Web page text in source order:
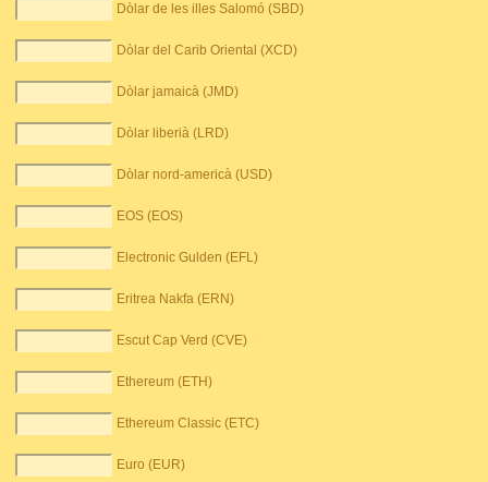
Dòlar de les illes Salomó (SBD)
Dòlar del Carib Oriental (XCD)
Dòlar jamaicà (JMD)
Dòlar liberià (LRD)
Dòlar nord-americà (USD)
EOS (EOS)
Electronic Gulden (EFL)
Eritrea Nakfa (ERN)
Escut Cap Verd (CVE)
Ethereum (ETH)
Ethereum Classic (ETC)
Euro (EUR)